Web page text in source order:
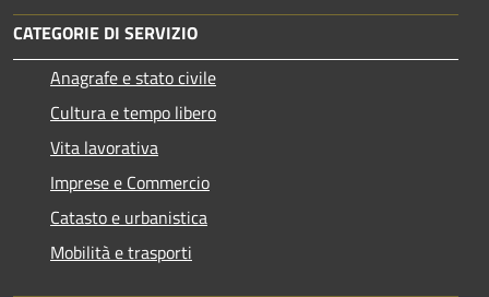
CATEGORIE DI SERVIZIO
Anagrafe e stato civile
Cultura e tempo libero
Vita lavorativa
Imprese e Commercio
Catasto e urbanistica
Mobilità e trasporti